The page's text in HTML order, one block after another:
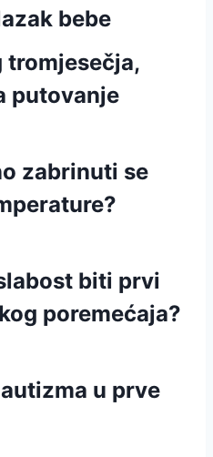
bebe
tromjesečja,
putovanje
zabrinuti se
biti prvi
poremećaja?
u prve